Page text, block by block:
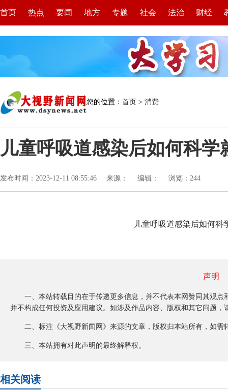
首页 热点 要闻 地方 专题 社会 法治 财经
您的位置： 首页 > 消费
儿童呼吸道感染后如何科学
发布时间：2023-12-11 08:55:46 来源： 编辑： 浏览： 244
儿童呼吸道感染后如何科
声明
一、本站转载目的在于传递更多信息，并不代表本网赞同其观点
并不构成任何投资及应用建议。如涉及作品内容、版权和其它问题
二、标注《大视野新闻网》来源的文章，版权归本站所有，如需
三、本站拥有对此声明的最终解释权。
相关阅读